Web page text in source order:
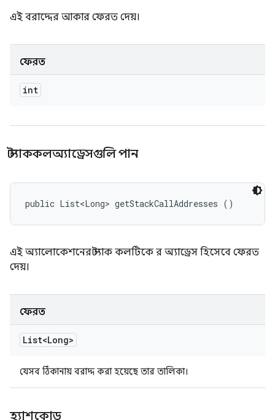
এই বরাদ্দের আকার ফেরত দেয়।
ফেরত
int
স্ট্যাককলঅ্যাড্রেসগুলি পান
public List<Long> getStackCallAddresses ()
এই অ্যালোকেশনের স্ট্যাক কলটিকে র অ্যাড্রেস হিসেবে ফেরত
দেয়।
ফেরত
List<Long>
যেসব ঠিকানায় বরাদ্দ করা হয়েছে তার তালিকা।
হ্যাশকোড